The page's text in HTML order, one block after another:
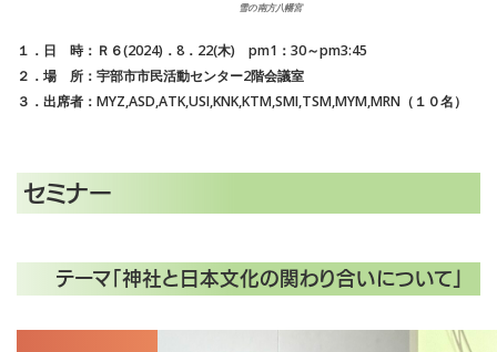
雪の南方八幡宮
１．日 時：Ｒ６(2024)．8．22(木) pm1：30～pm3:45
２．場 所：宇部市市民活動センター2階会議室
３．出席者：MYZ,ASD,ATK,USI,KNK,KTM,SMI,TSM,MYM,MRN（１０名）
セミナー
テーマ「神社と日本文化の関わり合いについて」